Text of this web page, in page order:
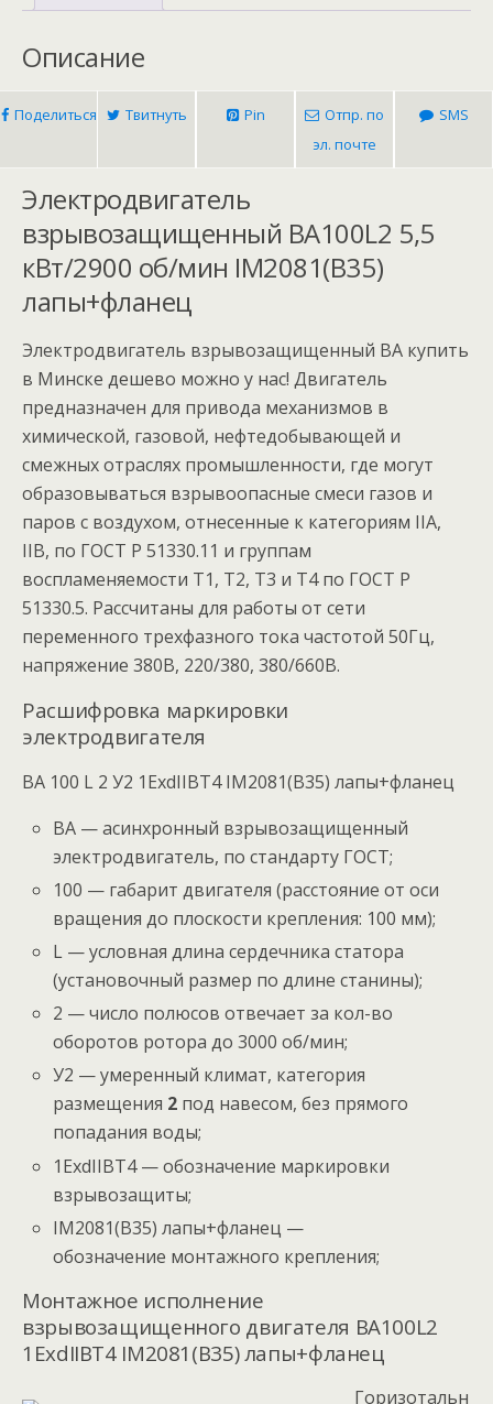
Описание
Поделиться Твитнуть Pin
Отпр. по
эл. почте
SMS
Электродвигатель
взрывозащищенный ВА100L2 5,5
кВт/2900 об/мин IM2081(B35)
лапы+фланец
Электродвигатель взрывозащищенный ВА купить
в Минске дешево можно у нас! Двигатель
предназначен для привода механизмов в
химической, газовой, нефтедобывающей и
смежных отраслях промышленности, где могут
образовываться взрывоопасные смеси газов и
паров с воздухом, отнесенные к категориям IIA,
IIB, по ГОСТ Р 51330.11 и группам
воспламеняемости Т1, Т2, Т3 и Т4 по ГОСТ Р
51330.5. Рассчитаны для работы от сети
переменного трехфазного тока частотой 50Гц,
напряжение 380В, 220/380, 380/660В.
Расшифровка маркировки
электродвигателя
ВА 100 L 2 У2 1ExdIIBT4 IM2081(B35) лапы+фланец
ВА — асинхронный взрывозащищенный
электродвигатель, по стандарту ГОСТ;
100 — габарит двигателя (расстояние от оси
вращения до плоскости крепления: 100 мм);
L — условная длина сердечника статора
(установочный размер по длине станины);
2 — число полюсов отвечает за кол-во
оборотов ротора до 3000 об/мин;
У2 — умеренный климат, категория
размещения 2 под навесом, без прямого
попадания воды;
1ExdIIBT4 — обозначение маркировки
взрывозащиты;
IM2081(B35) лапы+фланец —
обозначение монтажного крепления;
Монтажное исполнение
взрывозащищенного двигателя ВА100L2
1ExdIIBT4 IM2081(B35) лапы+фланец
Горизотальн